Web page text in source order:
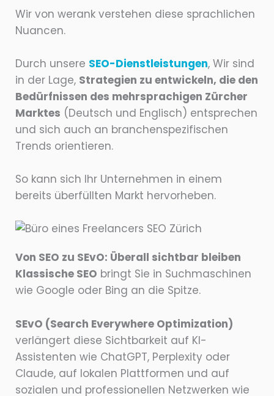
Wir von werank verstehen diese sprachlichen
Nuancen.
Durch unsere SEO-Dienstleistungen, Wir sind
in der Lage, Strategien zu entwickeln, die den
Bedürfnissen des mehrsprachigen Zürcher
Marktes (Deutsch und Englisch) entsprechen
und sich auch an branchenspezifischen
Trends orientieren.
So kann sich Ihr Unternehmen in einem
bereits überfüllten Markt hervorheben.
Von SEO zu SEvO: Überall sichtbar bleiben
Klassische SEO bringt Sie in Suchmaschinen
wie Google oder Bing an die Spitze.
SEvO (Search Everywhere Optimization)
verlängert diese Sichtbarkeit auf KI-
Assistenten wie ChatGPT, Perplexity oder
Claude, auf lokalen Plattformen und auf
sozialen und professionellen Netzwerken wie